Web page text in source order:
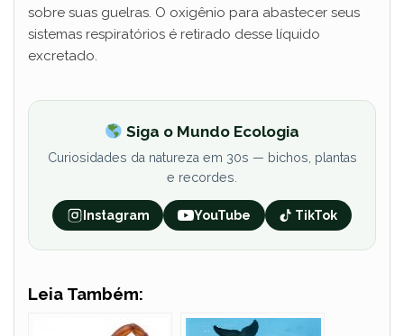
sobre suas guelras. O oxigênio para abastecer seus
sistemas respiratórios é retirado desse líquido
excretado.
Siga o Mundo Ecologia
Curiosidades da natureza em 30s — bichos, plantas
e recordes.
Instagram YouTube TikTok
Leia Também: